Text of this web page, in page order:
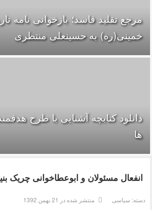
مرجع تقلید فاسد؛ بازخوانی نامه
خمینی(ره) به حسینعلی منتظری
دانلود کتابچه آشنایی با طرح
ها
انفعال مسئولان و ابوعطاخوانی چریک
دسته: سیاسی منتشر شده در 21 بهمن 1392